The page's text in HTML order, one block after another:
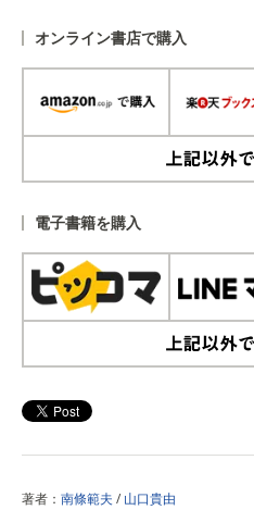
オンライン書店で購入
電子書籍を購入
著者： 南條範夫 / 山口貴由